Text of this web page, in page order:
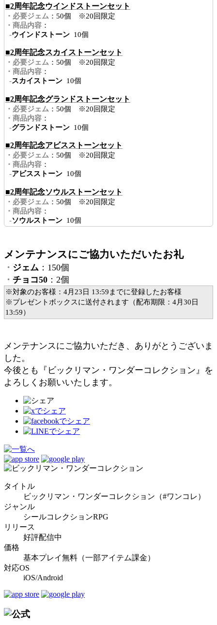
■2周年記念ウインドストーンセット
・必要ジェム ：50個 ※20回限定
・商品内容 ：
-ウインドストーン 10個
■2周年記念スカイストーンセット
・必要ジェム ：50個 ※20回限定
・商品内容 ：
-スカイストーン 10個
■2周年記念グランドストーンセット
・必要ジェム ：50個 ※20回限定
・商品内容 ：
-グランドストーン 10個
■2周年記念アビスストーンセット
・必要ジェム ：50個 ※20回限定
・商品内容 ：
-アビスストーン 10個
■2周年記念ソウルストーンセット
・必要ジェム ：50個 ※20回限定
・商品内容 ：
-ソウルストーン 10個
メンテナンスにご協力いただいたお礼
・ ジェム ：150個
・ チョコ50 ：2個
※対象のお客様：4月23日 13:59までに登録したお客様
※プレゼントボックスに送付されます（配布期限：4月30日
13:59）
メンテナンスにご協力いただき、ありがとうございま
した。
今後とも『ビックリマン・ワンダーコレクション』を
よろしくお願いいたします。
タイトル
ビックリマン・ワンダーコレクション（#ワンコレ）
ジャンル
シールコレクションRPG
リリース
好評配信中
価格
基本プレイ無料（一部アイテム課金）
対応OS
iOS/Android